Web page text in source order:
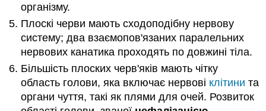
організму.
Плоскі черви мають сходоподібну нервову
систему; два взаємопов'язаних паралельних
нервових канатика проходять по довжині тіла.
Більшість плоских черв'яків мають чітку
область голови, яка включає нервові клітини та
органи чуття, такі як плями для очей. Розвиток